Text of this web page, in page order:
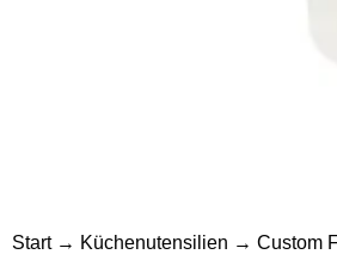
Start→ Küchenutensilien → Custom